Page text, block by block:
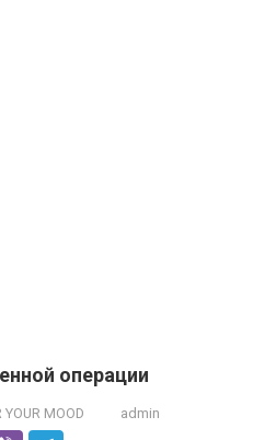
операции
YOUR MOOD admin